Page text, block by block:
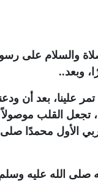
والسلام على
وبعد..
تمر علينا، بعد
تجعل القلب
الأول محمدًا
الله عليه